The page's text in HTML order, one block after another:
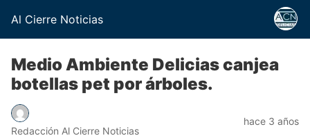
Al Cierre Noticias
Medio Ambiente Delicias canjea
botellas pet por árboles.
Redacción Al Cierre Noticias
hace 3 años